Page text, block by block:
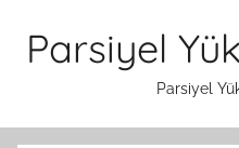
Parsiyel Yük
Parsiyel